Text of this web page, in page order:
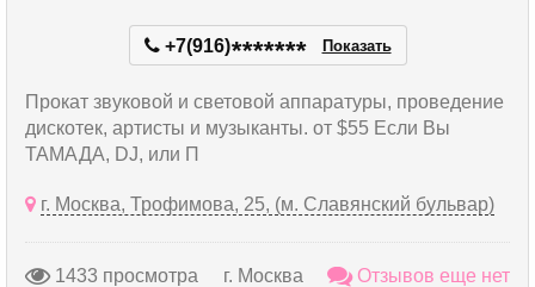
+7(916)******* Показать
Прокат звуковой и световой аппаратуры, проведение
дискотек, артисты и музыканты. от $55 Если Вы
ТАМАДА, DJ, или П
г. Москва, Трофимова, 25, (м. Славянский бульвар)
1433 просмотра г. Москва Отзывов еще нет